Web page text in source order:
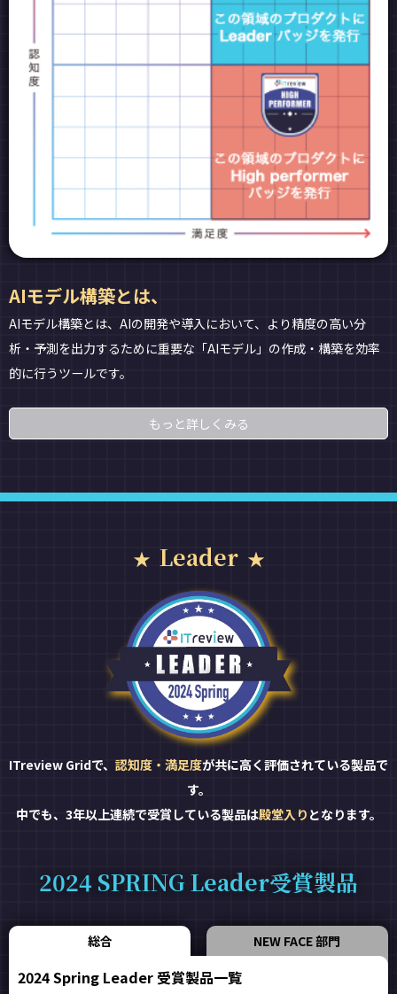
AIモデル構築とは、
AIモデル構築とは、AIの開発や導入において、より精度の高い分
析・予測を出力するために重要な「AIモデル」の作成・構築を効率
的に行うツールです。
もっと詳しくみる
Leader
ITreview Gridで、 認知度・満足度が共に高く評価されている製品で
す。
中でも、3年以上連続で受賞している製品は殿堂入り となります。
2024 SPRING Leader受賞製品
総合 NEW FACE 部門
2024 Spring Leader 受賞製品一覧